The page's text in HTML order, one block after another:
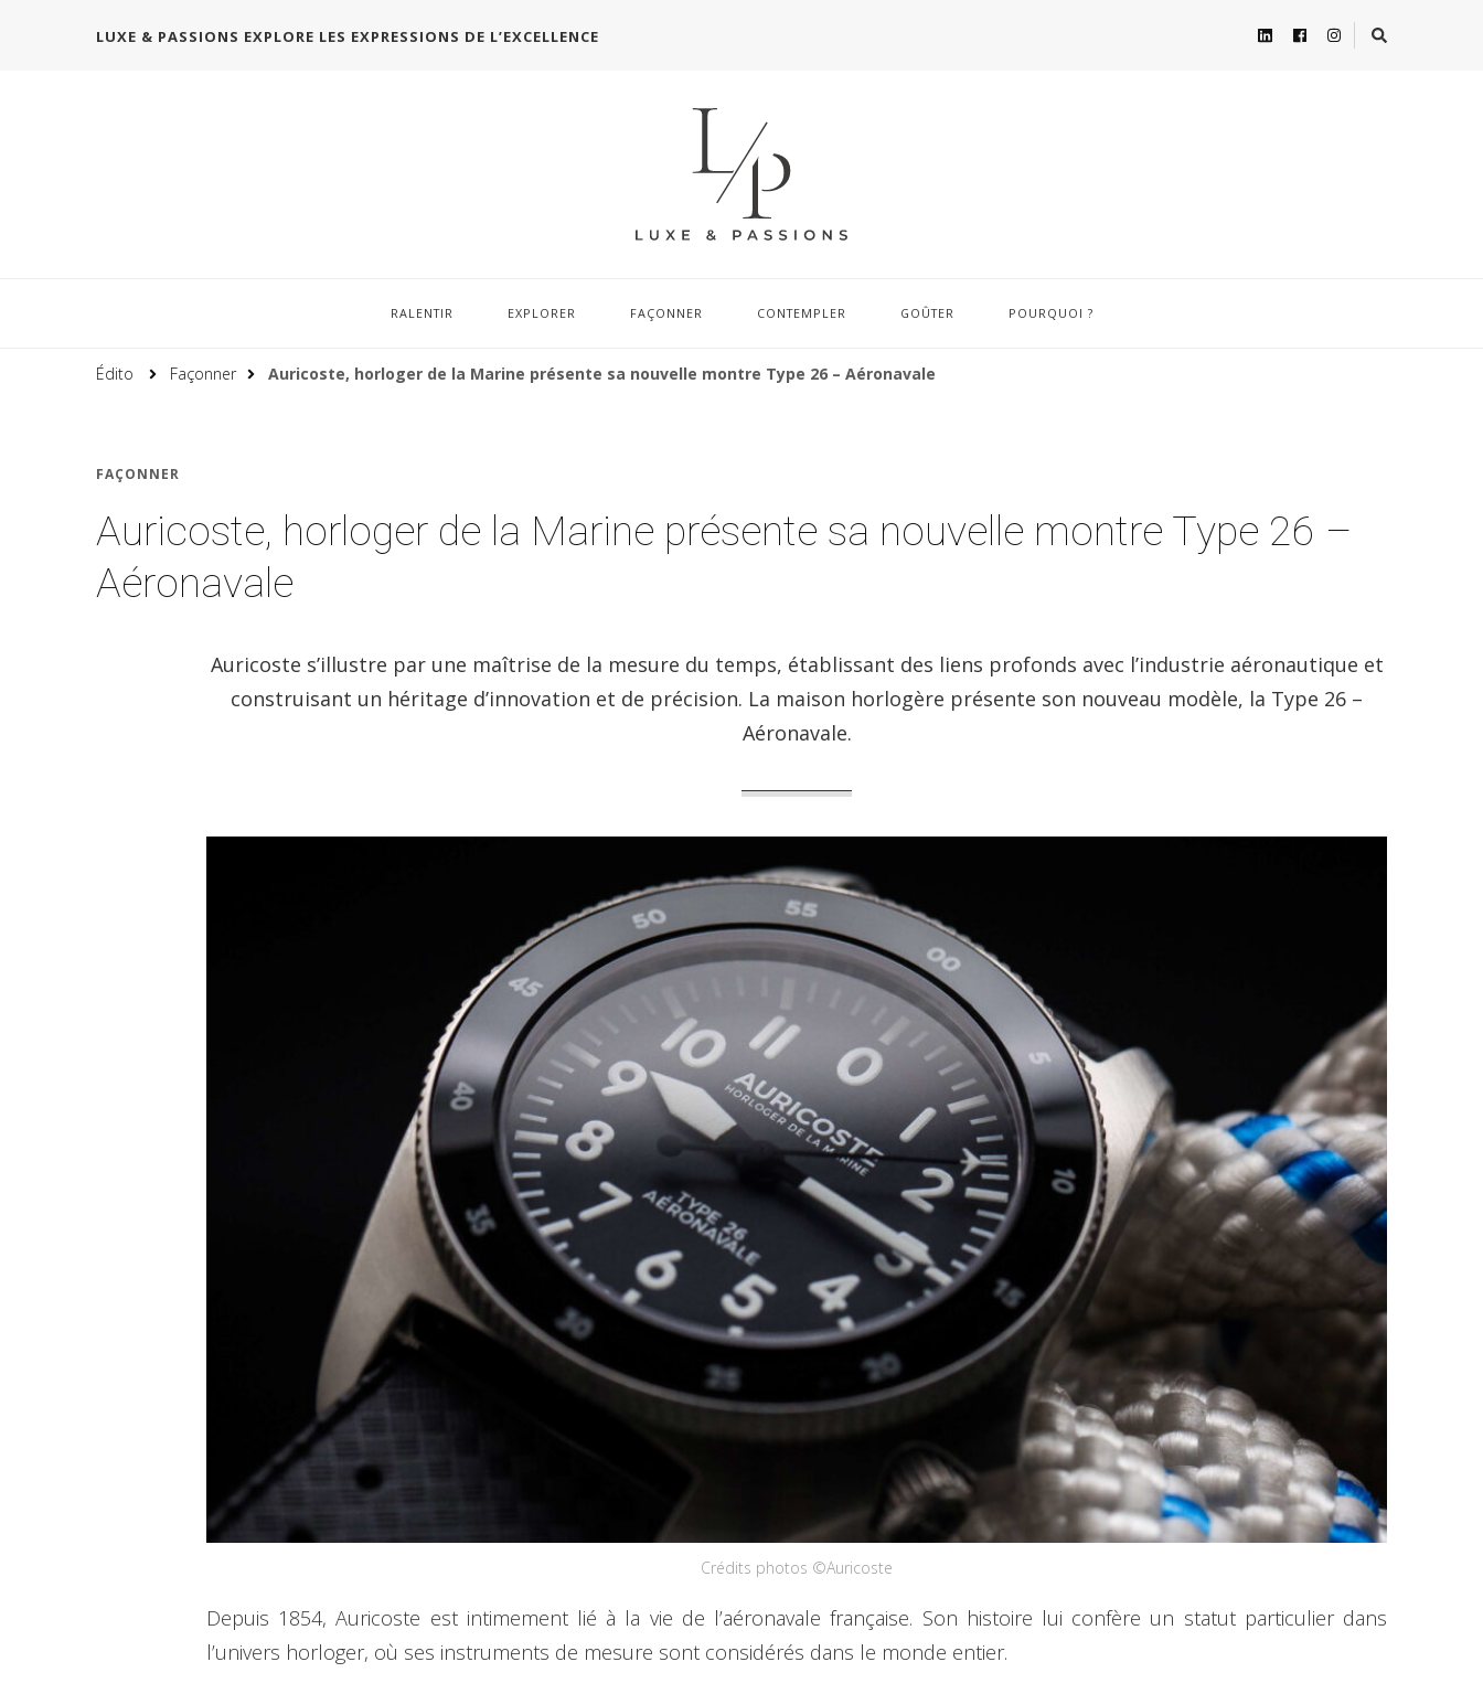
LUXE & PASSIONS EXPLORE LES EXPRESSIONS DE L’EXCELLENCE
RALENTIR EXPLORER FAÇONNER CONTEMPLER GOÛTER POURQUOI ?
Édito Façonner Auricoste, horloger de la Marine présente sa nouvelle montre Type 26 – Aéronavale
FAÇONNER
Auricoste, horloger de la Marine présente sa nouvelle montre Type 26 –
Aéronavale
Auricoste s’illustre par une maîtrise de la mesure du temps, établissant des liens profonds avec l’industrie aéronautique et
construisant un héritage d’innovation et de précision. La maison horlogère présente son nouveau modèle, la Type 26 –
Aéronavale.
Crédits photos ©Auricoste
Depuis 1854, Auricoste est intimement lié à la vie de l’aéronavale française. Son histoire lui confère un statut particulier dans
l’univers horloger, où ses instruments de mesure sont considérés dans le monde entier.